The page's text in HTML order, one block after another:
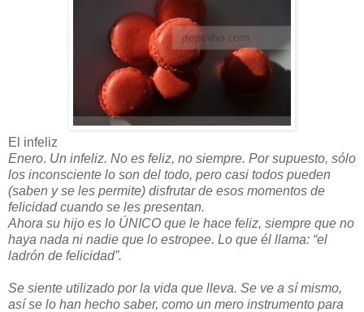
El infeliz
Enero. Un infeliz. No es feliz, no siempre. Por supuesto, sólo
los inconsciente lo son del todo, pero casi todos pueden
(saben y se les permite) disfrutar de esos momentos de
felicidad cuando se les presentan.
Ahora su hijo es lo ÚNICO que le hace feliz, siempre que no
haya nada ni nadie que lo estropee. Lo que él llama: “el
ladrón de felicidad”.
Se siente utilizado por la vida que lleva. Se ve a sí mismo,
así se lo han hecho saber, como un mero instrumento para